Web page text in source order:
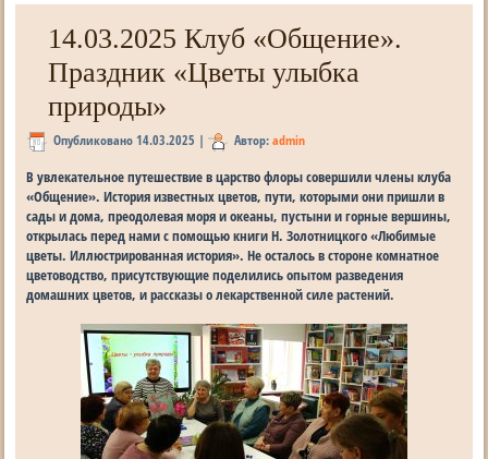
14.03.2025 Клуб «Общение».
Праздник «Цветы улыбка
природы»
Опубликовано 14.03.2025 | Автор: admin
В увлекательное путешествие в царство флоры совершили члены клуба
«Общение». История известных цветов, пути, которыми они пришли в
сады и дома, преодолевая моря и океаны, пустыни и горные вершины,
открылась перед нами с помощью книги Н. Золотницкого «Любимые
цветы. Иллюстрированная история». Не осталось в стороне комнатное
цветоводство, присутствующие поделились опытом разведения
домашних цветов, и рассказы о лекарственной силе растений.